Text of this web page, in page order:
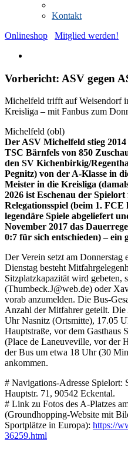
Kontakt
Onlineshop
Mitglied werden!
Vorbericht: ASV gegen
Michelfeld trifft auf Weisendorf
Kreisliga – mit Fanbus zum
Michelfeld (obl)
Der ASV Michelfeld stieg
TSC Bärnfels von 850
den SV Kichenbirkig/
Pegnitz) von der A-Klasse in
Meister in die Kreisliga
2026 ist Eschenau der
Relegationsspiel (beim 1.
legendäre Spiele abgeliefert
November 2017 das
0:7 für sich entschieden) – ein
Der Verein setzt am Donnerstag
Dienstag besteht
Sitzplatzkapazität wird gebeten,
(Thumbeck.J@web.de) oder
vorab anzumelden. Die Bus-
Anzahl der Mitfahrer geteilt.
Uhr Nasnitz (Ortsmitte), 17.05
Hauptstraße, vor dem Gasthaus
(Place de Laneuveville, vor der
der Bus um etwa 18 Uhr (30
ankommen.
# Navigations-Adresse Spielort:
Hauptstr. 71, 90542 Eckental.
# Link zu Fotos des A-Platzes
(Groundhopping-Website mit
Sportplätze in Europa): https://
36259.html